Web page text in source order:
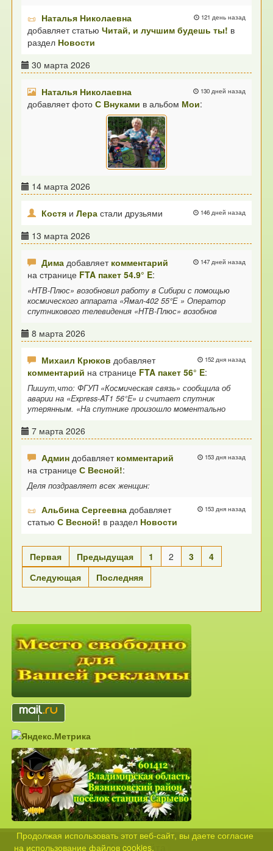
121 день назад
Наталья Николаевна
добавляет статьюЧитай, и лучшим будешь ты! в
раздел Новости
30 марта 2026
130 дней назад
Наталья Николаевна
добавляет фотоС Внуками в альбом Мои:
14 марта 2026
146 дней назад
Костя иЛера стали друзьями
13 марта 2026
147 дней назад
Дима добавляет комментарий
на странице FTA пакет 54.9° E:
«НТВ-Плюс» возобновил работу в Сибири с помощью
космического аппарата «Ямал-402 55°Е » Оператор
спутникового телевидения «НТВ-Плюс» возобнов
8 марта 2026
152 дня назад
Михаил Крюков добавляет
комментарий на странице FTA пакет 56° E:
Пишут,что: ФГУП «Космическая связь» сообщила об
аварии на «Express-AT1 56°E» и считает спутник
утерянным. «На спутнике произошло моментально
7 марта 2026
153 дня назад
Админ добавляет комментарий
на страницеС Весной!:
Деля поздравляет всех женщин:
153 дня назад
Альбина Сергеевна добавляет
статьюС Весной! в раздел Новости
Первая Предыдущая 1 2 3
4
Следующая
Последняя
Продолжая использовать этот веб-сайт, вы даете согласие
на использование файлов cookies.
Карта сайта